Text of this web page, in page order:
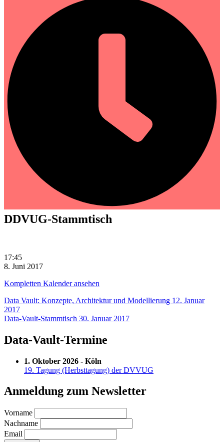
DDVUG-Stammtisch
DDVUG-
Stammtisch
17:45
8. Juni 2017
Kompletten Kalender ansehen
Beitragsnavigation
Data Vault: Konzepte, Architektur und Modellierung 12. Januar
2017
Data-Vault-Stammtisch 30. Januar 2017
Data-Vault-Termine
1. Oktober 2026 - Köln
19. Tagung (Herbsttagung) der DVVUG
Anmeldung zum Newsletter
Vorname
Nachname
Email